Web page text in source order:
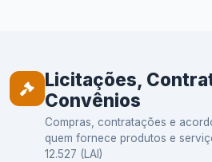
Licitações,
Convênios
Compras, contratações e
quem fornece produtos e
12.527 (LAI)